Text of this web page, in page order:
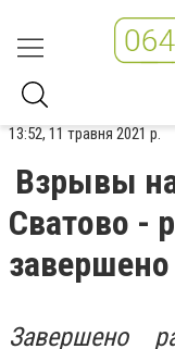
13:52, 11 травня 2021 р.
Взрывы
Сватово -
Завершено